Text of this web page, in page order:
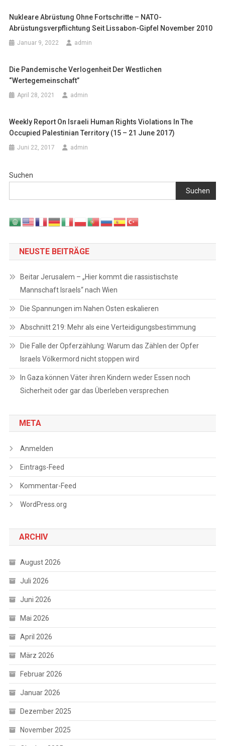
Nukleare Abrüstung Ohne Fortschritte – NATO-
Abrüstungsverpflichtung Seit Lissabon-Gipfel November 2010
Januar 9, 2022 admin
Die Pandemische Verlogenheit Der Westlichen
“Wertegemeinschaft”
April 28, 2021 admin
Weekly Report On Israeli Human Rights Violations In The
Occupied Palestinian Territory (15 – 21 June 2017)
Juni 22, 2017 admin
Suchen
Suchen
NEUSTE BEITRÄGE
Beitar Jerusalem – „Hier kommt die rassistischste
Mannschaft Israels“ nach Wien
Die Spannungen im Nahen Osten eskalieren
Abschnitt 219: Mehr als eine Verteidigungsbestimmung
Die Falle der Opferzählung: Warum das Zählen der Opfer
Israels Völkermord nicht stoppen wird
In Gaza können Väter ihren Kindern weder Essen noch
Sicherheit oder gar das Überleben versprechen
META
Anmelden
Eintrags-Feed
Kommentar-Feed
WordPress.org
ARCHIV
August 2026
Juli 2026
Juni 2026
Mai 2026
April 2026
März 2026
Februar 2026
Januar 2026
Dezember 2025
November 2025